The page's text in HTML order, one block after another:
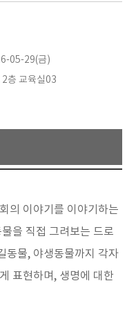
05-29(금)
층 교육실03
의 이야기를 이야기하는
을 직접 그려보는 드로
동물, 야생동물까지 각자
표현하며, 생명에 대한